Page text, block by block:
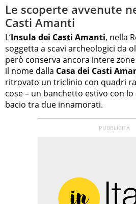
Le scoperte avvenute
Casti Amanti
L’Insula dei Casti Amanti, nella
soggetta a scavi archeologici da
però conserva ancora intere
il nome dalla Casa dei Casti
ritrovato un triclinio con quadri
cose – un banchetto estivo con
bacio tra due innamorati.